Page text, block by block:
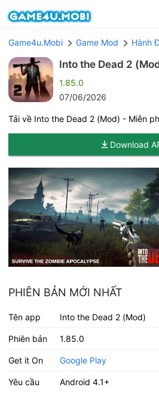
Game4u.Mobi Game Mod Hành
Into the Dead 2
1.85.0
07/06/2026
Tải về Into the Dead 2 (Mod) - Miễn
Download
PHIÊN BẢN MỚI NHẤT
Tên app Into the Dead 2 (Mod)
Phiên bản 1.85.0
Get it On Google Play
Yêu cầu Android 4.1+